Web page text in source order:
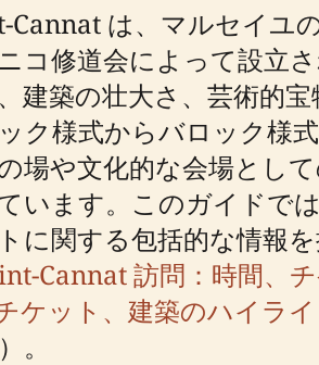
Cannat は、マルセイユ
コ修道会によって設立
建築の壮大さ、芸術的
ク様式からバロック様
場や文化的な会場とし
います。このガイドで
に関する包括的な情報
Cannat 訪問：時間、
ケット、建築のハイライ
）。